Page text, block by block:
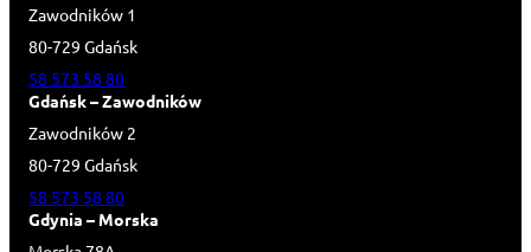
Zawodników 1
80-729 Gdańsk
58 573 58 80
Gdańsk – Zawodników
Zawodników 2
80-729 Gdańsk
58 573 58 80
Gdynia – Morska